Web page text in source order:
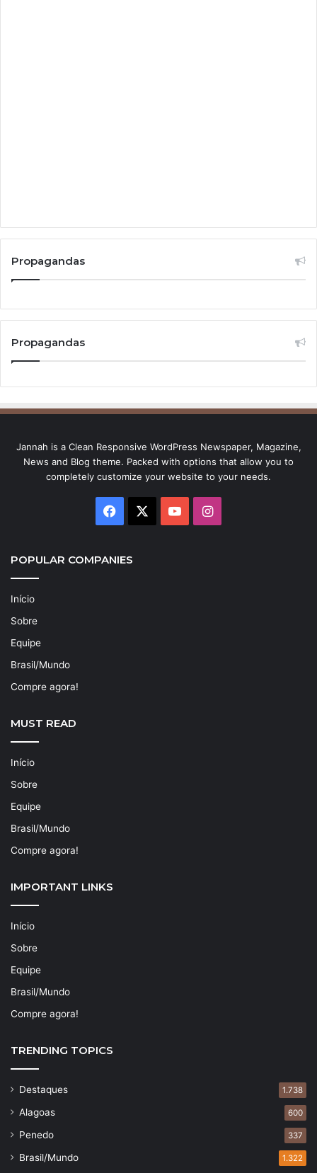
Propagandas
Propagandas
Jannah is a Clean Responsive WordPress Newspaper, Magazine,
News and Blog theme. Packed with options that allow you to
completely customize your website to your needs.
Facebook YouTubeInstagram
POPULAR COMPANIES
Início
Sobre
Equipe
Brasil/Mundo
Compre agora!
MUST READ
Início
Sobre
Equipe
Brasil/Mundo
Compre agora!
IMPORTANT LINKS
Início
Sobre
Equipe
Brasil/Mundo
Compre agora!
TRENDING TOPICS
Destaques 1.738
Alagoas 600
Penedo 337
Brasil/Mundo 1.322